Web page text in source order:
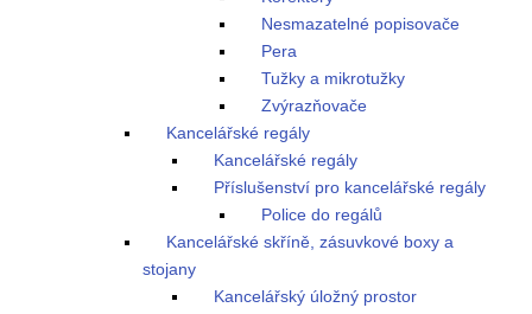
Nesmazatelné popisovače
Pera
Tužky a mikrotužky
Zvýrazňovače
Kancelářské regály
Kancelářské regály
Příslušenství pro kancelářské regály
Police do regálů
Kancelářské skříně, zásuvkové boxy a
stojany
Kancelářský úložný prostor